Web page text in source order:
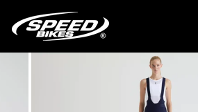
directamente
contenido